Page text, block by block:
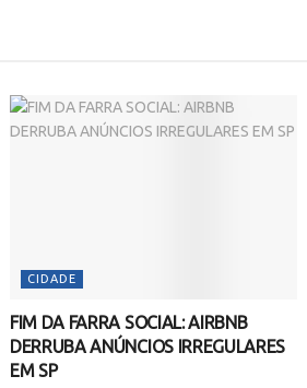
CIDADE
FIM DA FARRA SOCIAL: AIRBNB
DERRUBA ANÚNCIOS IRREGULARES
EM SP